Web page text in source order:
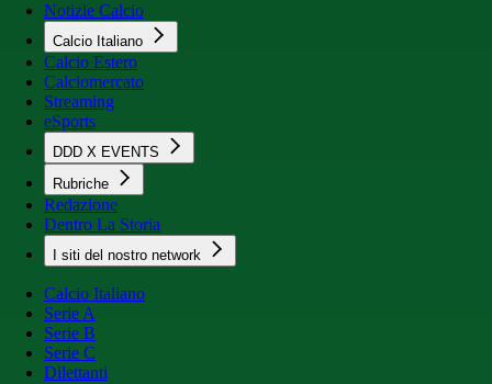
Notizie Calcio
Calcio Italiano
Calcio Estero
Calciomercato
Streaming
eSports
DDD X EVENTS
Rubriche
Redazione
Dentro La Storia
I siti del nostro network
Calcio Italiano
Serie A
Serie B
Serie C
Dilettanti